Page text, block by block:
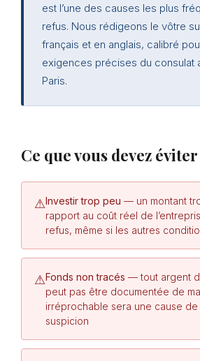
est l’une des causes les plus
refus. Nous rédigeons le vôtre
français et en anglais, calibré
exigences précises du consulat
Paris.
Ce que vous devez
⚠Investir trop peu — un montant
rapport au coût réel de
refus, même si les autres
⚠Fonds non tracés — tout argent
peut pas être documentée de
irréprochable sera une cause
suspicion